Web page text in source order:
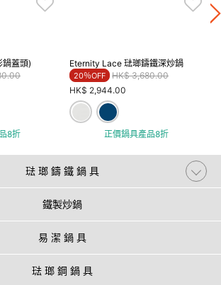
鍋蓋頭)
from
to
8折
Eternity Lace 琺瑯鑄鐵深炒鍋
20％OFF Price reduced from
HK$ 3,680.00to
HK$ 2,944.00
正價鍋具產品8折
琺 瑯 鑄 鐵 鍋 具
鐵製炒鍋
易 潔 鍋 具
琺 瑯 鋼 鍋 具